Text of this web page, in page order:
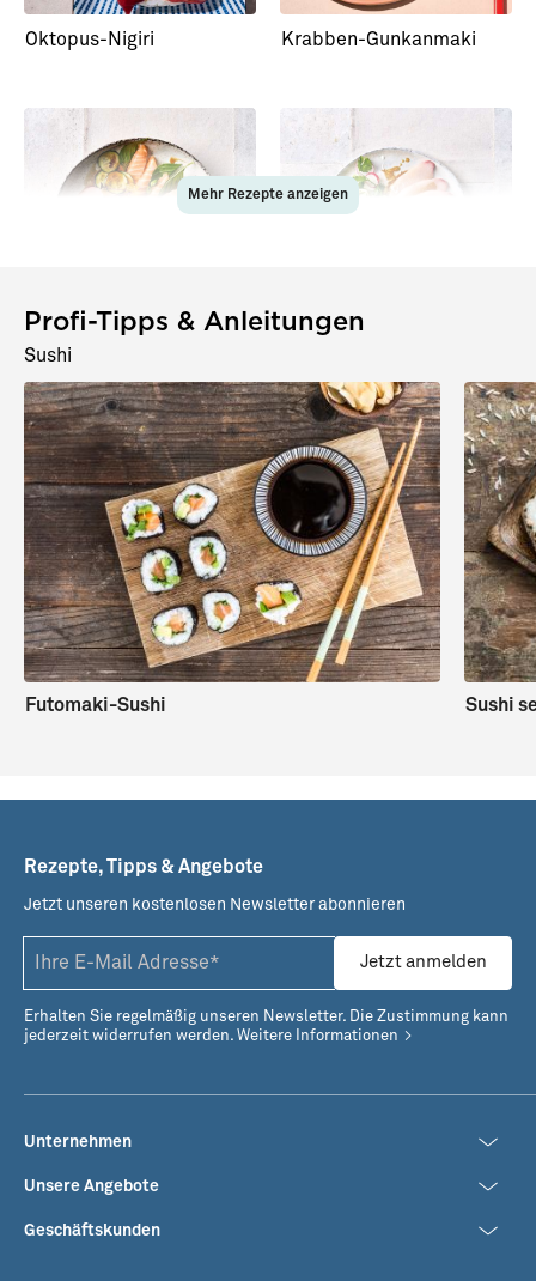
Oktopus-Nigiri Krabben-Gunkanmaki
Sashimi von Lachs,
Thunfisch und Hamachi
Zucchinisalat
Mehr Rezepte anzeigen
Profi-Tipps & Anleitungen
Sushi
Futomaki-Sushi Sushi
Unternehmen
Unsere Angebote
Geschäftskunden
Rezepte, Tipps & Angebote
Jetzt unseren kostenlosen Newsletter abonnieren
Jetzt anmelden
Erhalten Sie regelmäßig unseren Newsletter. Die Zustimmung kann
jederzeit widerrufen werden. Weitere Informationen